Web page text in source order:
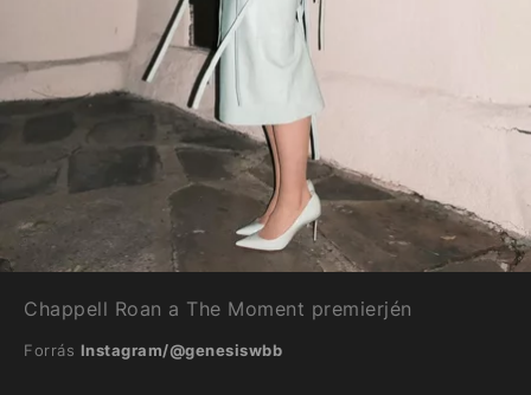
Chappell Roan a The Moment premierjén
Forrás Instagram/@genesiswbb